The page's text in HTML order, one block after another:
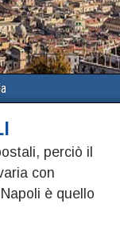
perciò il
con
è quello